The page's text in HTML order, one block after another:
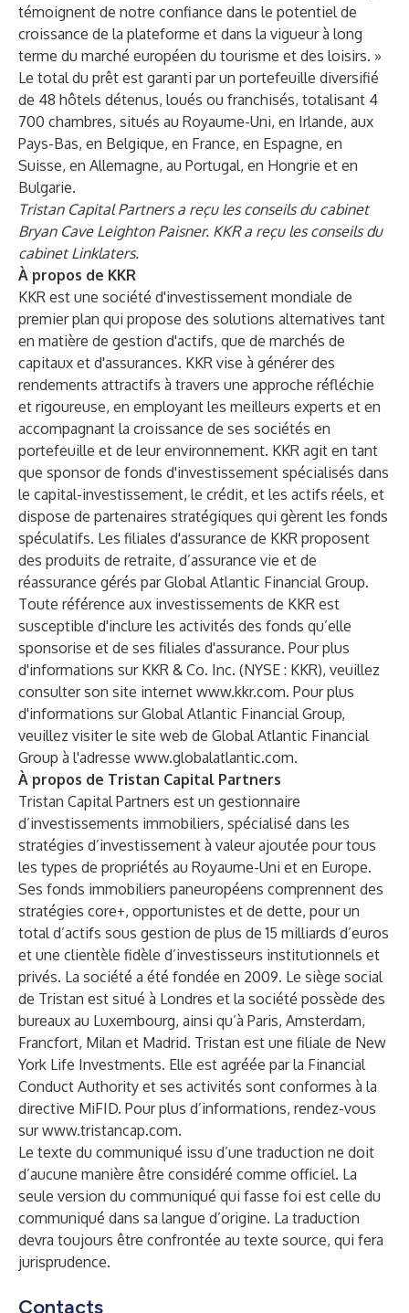
témoignent de notre confiance dans le potentiel de
croissance de la plateforme et dans la vigueur à long
terme du marché européen du tourisme et des loisirs. »
Le total du prêt est garanti par un portefeuille diversifié
de 48 hôtels détenus, loués ou franchisés, totalisant 4
700 chambres, situés au Royaume-Uni, en Irlande, aux
Pays-Bas, en Belgique, en France, en Espagne, en
Suisse, en Allemagne, au Portugal, en Hongrie et en
Bulgarie.
Tristan Capital Partners a reçu les conseils du cabinet
Bryan Cave Leighton Paisner. KKR a reçu les conseils du
cabinet Linklaters.
À propos de KKR
KKR est une société d'investissement mondiale de
premier plan qui propose des solutions alternatives tant
en matière de gestion d'actifs, que de marchés de
capitaux et d'assurances. KKR vise à générer des
rendements attractifs à travers une approche réfléchie
et rigoureuse, en employant les meilleurs experts et en
accompagnant la croissance de ses sociétés en
portefeuille et de leur environnement. KKR agit en tant
que sponsor de fonds d'investissement spécialisés dans
le capital-investissement, le crédit, et les actifs réels, et
dispose de partenaires stratégiques qui gèrent les fonds
spéculatifs. Les filiales d'assurance de KKR proposent
des produits de retraite, d’assurance vie et de
réassurance gérés par Global Atlantic Financial Group.
Toute référence aux investissements de KKR est
susceptible d'inclure les activités des fonds qu’elle
sponsorise et de ses filiales d'assurance. Pour plus
d'informations sur KKR & Co. Inc. (NYSE : KKR), veuillez
consulter son site internet www.kkr.com. Pour plus
d'informations sur Global Atlantic Financial Group,
veuillez visiter le site web de Global Atlantic Financial
Group à l'adresse www.globalatlantic.com.
À propos de Tristan Capital Partners
Tristan Capital Partners est un gestionnaire
d’investissements immobiliers, spécialisé dans les
stratégies d’investissement à valeur ajoutée pour tous
les types de propriétés au Royaume-Uni et en Europe.
Ses fonds immobiliers paneuropéens comprennent des
stratégies core+, opportunistes et de dette, pour un
total d’actifs sous gestion de plus de 15 milliards d’euros
et une clientèle fidèle d’investisseurs institutionnels et
privés. La société a été fondée en 2009. Le siège social
de Tristan est situé à Londres et la société possède des
bureaux au Luxembourg, ainsi qu’à Paris, Amsterdam,
Francfort, Milan et Madrid. Tristan est une filiale de New
York Life Investments. Elle est agréée par la Financial
Conduct Authority et ses activités sont conformes à la
directive MiFID. Pour plus d’informations, rendez-vous
surwww.tristancap.com.
Le texte du communiqué issu d’une traduction ne doit
d’aucune manière être considéré comme officiel. La
seule version du communiqué qui fasse foi est celle du
communiqué dans sa langue d’origine. La traduction
devra toujours être confrontée au texte source, qui fera
jurisprudence.
Contacts